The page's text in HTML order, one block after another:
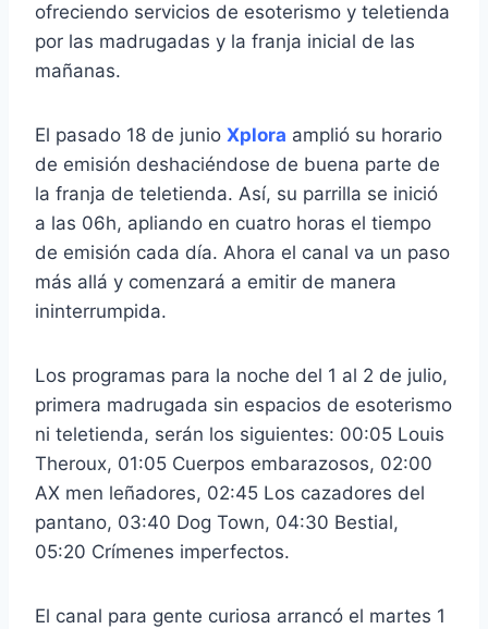
ofreciendo servicios de esoterismo y teletienda
por las madrugadas y la franja inicial de las
mañanas.
El pasado 18 de junio Xplora amplió su horario
de emisión deshaciéndose de buena parte de
la franja de teletienda. Así, su parrilla se inició
a las 06h, apliando en cuatro horas el tiempo
de emisión cada día. Ahora el canal va un paso
más allá y comenzará a emitir de manera
ininterrumpida.
Los programas para la noche del 1 al 2 de julio,
primera madrugada sin espacios de esoterismo
ni teletienda, serán los siguientes: 00:05 Louis
Theroux, 01:05 Cuerpos embarazosos, 02:00
AX men leñadores, 02:45 Los cazadores del
pantano, 03:40 Dog Town, 04:30 Bestial,
05:20 Crímenes imperfectos.
El canal para gente curiosa arrancó el martes 1